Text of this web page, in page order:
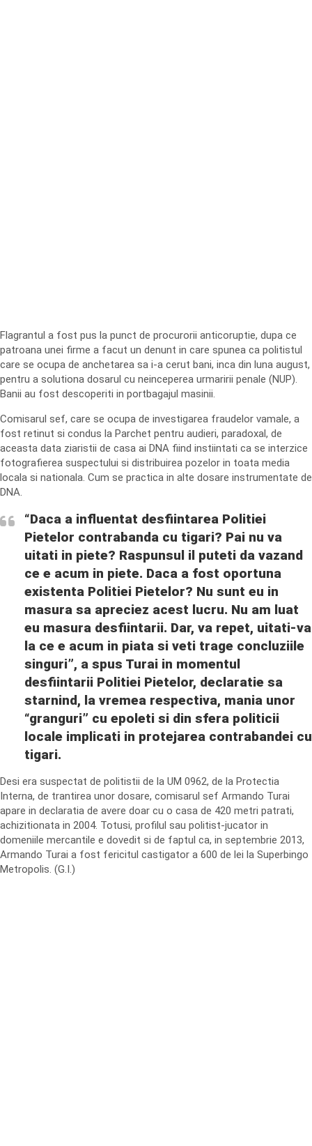
Flagrantul a fost pus la punct de procurorii anticoruptie, dupa ce
patroana unei firme a facut un denunt in care spunea ca politistul
care se ocupa de anchetarea sa i-a cerut bani, inca din luna august,
pentru a solutiona dosarul cu neinceperea urmaririi penale (NUP).
Banii au fost descoperiti in portbagajul masinii.
Comisarul sef, care se ocupa de investigarea fraudelor vamale, a
fost retinut si condus la Parchet pentru audieri, paradoxal, de
aceasta data ziaristii de casa ai DNA fiind instiintati ca se interzice
fotografierea suspectului si distribuirea pozelor in toata media
locala si nationala. Cum se practica in alte dosare instrumentate de
DNA.
“Daca a influentat desfiintarea Politiei
Pietelor contrabanda cu tigari? Pai nu va
uitati in piete? Raspunsul il puteti da vazand
ce e acum in piete. Daca a fost oportuna
existenta Politiei Pietelor? Nu sunt eu in
masura sa apreciez acest lucru. Nu am luat
eu masura desfiintarii. Dar, va repet, uitati-va
la ce e acum in piata si veti trage concluziile
singuri”, a spus Turai in momentul
desfiintarii Politiei Pietelor, declaratie sa
starnind, la vremea respectiva, mania unor
“granguri” cu epoleti si din sfera politicii
locale implicati in protejarea contrabandei cu
tigari.
Desi era suspectat de politistii de la UM 0962, de la Protectia
Interna, de trantirea unor dosare, comisarul sef Armando Turai
apare in declaratia de avere doar cu o casa de 420 metri patrati,
achizitionata in 2004. Totusi, profilul sau politist-jucator in
domeniile mercantile e dovedit si de faptul ca, in septembrie 2013,
Armando Turai a fost fericitul castigator a 600 de lei la Superbingo
Metropolis. (G.I.)